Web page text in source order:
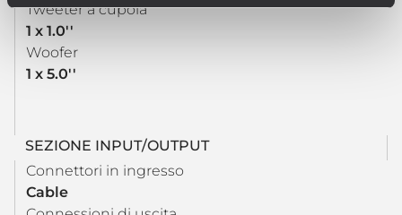
Tweeter a cupola
1 x 1.0''
Woofer
1 x 5.0''
SEZIONE INPUT/OUTPUT
Connettori in ingresso
Cable